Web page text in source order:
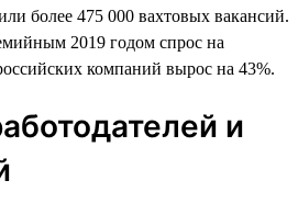
более 475 000 вахтовых вакансий.
2019 годом спрос на
компаний вырос на 43%.
и